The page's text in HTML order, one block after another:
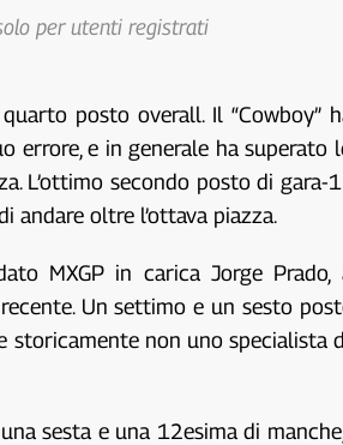
per utenti registrati
posto overall. Il “Cowboy”
errore, e in generale ha
L’ottimo secondo posto di
andare oltre l’ottava piazza.
MXGP in carica Jorge
Un settimo e un sesto
non uno specialista
sesta e una 12esima di